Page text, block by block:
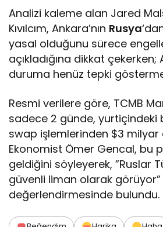
Analizi kaleme alan Jared
Kıvılcım, Ankara’nın Rusya
yasal olduğunu sürece
açıkladığına dikkat çekerken;
duruma henüz tepki
Resmi verilere göre, TCMB
sadece 2 günde, yurtiçindeki
swap işlemlerinden $3 milyar
Ekonomist Ömer Gencal, bu
geldiğini söyleyerek, ”Ruslar
güvenli liman olarak görüyor”
değerlendirmesinde bulundu.